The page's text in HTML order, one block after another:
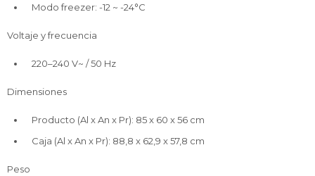
Modo freezer: -12 ~ -24°C
Voltaje y frecuencia
220–240 V~ / 50 Hz
Dimensiones
Producto (Al x An x Pr): 85 x 60 x 56 cm
Caja (Al x An x Pr): 88,8 x 62,9 x 57,8 cm
Peso